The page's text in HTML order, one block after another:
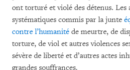
ont torturé et violé des détenus. Les
systématiques commis par la junte
contre l’humanité de meurtre, de
torture, de viol et autres violences
sévère de liberté et d’autres actes
grandes souffrances.